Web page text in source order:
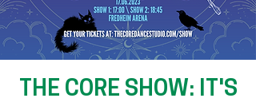
THE CORE SHOW: IT'S